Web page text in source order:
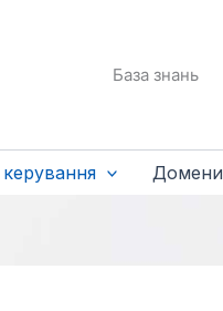
База знань
керування Домени